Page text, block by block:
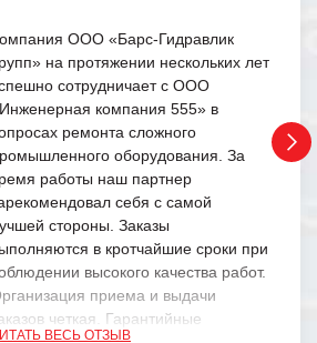
ООО «Барс-Гидравлик
на протяжении нескольких лет
сотрудничает с ООО
компания 555» в
ремонта сложного
оборудования. За
работы наш партнер
себя с самой
стороны. Заказы
в кротчайшие сроки при
высокого качества работ.
приема и выдачи
четкая. Гарантийные
ВЕСЬ ОТЗЫВ